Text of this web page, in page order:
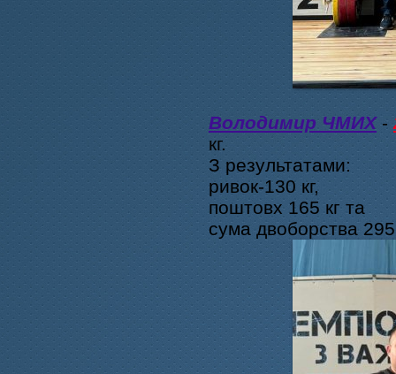
Володимир ЧМИХ-
кг.
З результатами:
ривок-130 кг,
поштовх 165 кг та
сума двоборства 295